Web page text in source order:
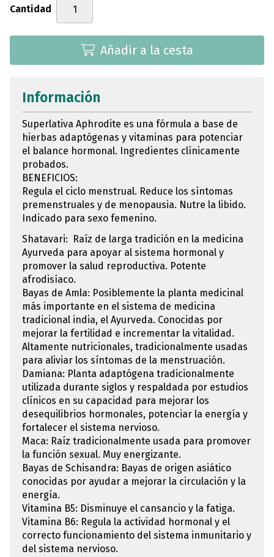
Cantidad
Añadir a la cesta
Información
Superlativa Aphrodite es una fórmula a base de
hierbas adaptógenas y vitaminas para potenciar
el balance hormonal. Ingredientes clínicamente
probados.
BENEFICIOS:
Regula el ciclo menstrual. Reduce los síntomas
premenstruales y de menopausia. Nutre la libido.
Indicado para sexo femenino.
Shatavari: Raíz de larga tradición en la medicina
Ayurveda para apoyar al sistema hormonal y
promover la salud reproductiva. Potente
afrodisíaco.
Bayas de Amla: Posiblemente la planta medicinal
más importante en el sistema de medicina
tradicional india, el Ayurveda. Conocidas por
mejorar la fertilidad e incrementar la vitalidad.
Altamente nutricionales, tradicionalmente usadas
para aliviar los síntomas de la menstruación.
Damiana: Planta adaptógena tradicionalmente
utilizada durante siglos y respaldada por estudios
clínicos en su capacidad para mejorar los
desequilibrios hormonales, potenciar la energía y
fortalecer el sistema nervioso.
Maca: Raíz tradicionalmente usada para promover
la función sexual. Muy energizante.
Bayas de Schisandra: Bayas de origen asiático
conocidas por ayudar a mejorar la circulación y la
energía.
Vitamina B5: Disminuye el cansancio y la fatiga.
Vitamina B6: Regula la actividad hormonal y el
correcto funcionamiento del sistema inmunitario y
del sistema nervioso.